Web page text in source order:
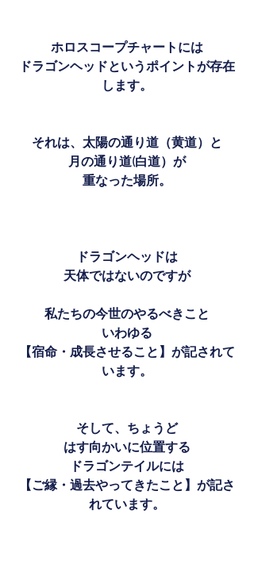
ホロスコープチャートには
ドラゴンヘッドというポイントが存在
します。
それは、太陽の通り道（黄道）と
月の通り道(白道）が
重なった場所。
ドラゴンヘッドは
天体ではないのですが
私たちの今世のやるべきこと
いわゆる
【宿命・成長させること】が記されて
います。
そして、ちょうど
はす向かいに位置する
ドラゴンテイルには
【ご縁・過去やってきたこと】が記さ
れています。